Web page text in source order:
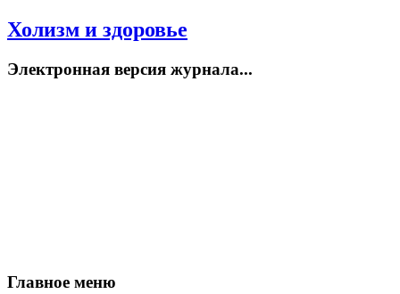
Холизм и здоровье
Электронная версия журнала...
Главное меню